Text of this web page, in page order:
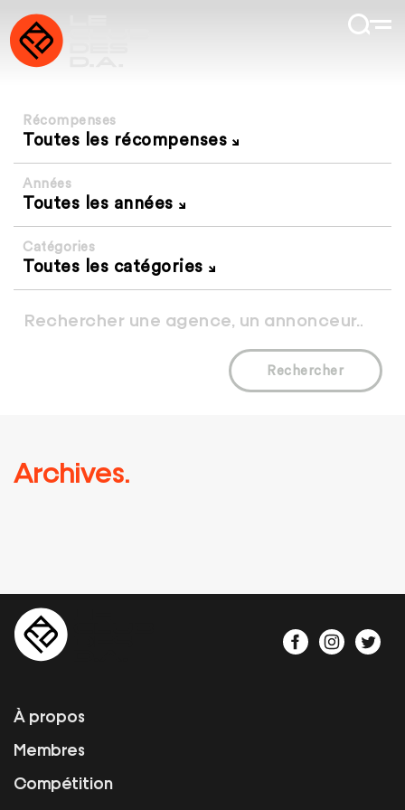
Récompenses
Toutes les récompenses
Années
Toutes les années
Catégories
Toutes les catégories
Rechercher
Archives.
À propos
Membres
Compétition